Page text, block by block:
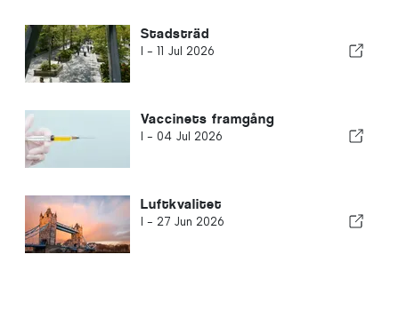
Stadsträd
I - 11 Jul 2026
Vaccinets framgång
I - 04 Jul 2026
Luftkvalitet
I - 27 Jun 2026